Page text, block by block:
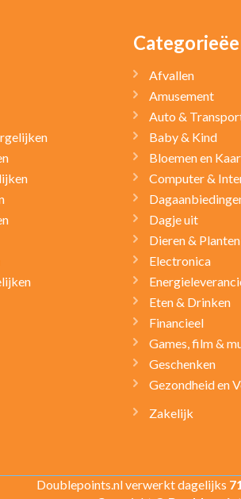
Afvallen
Amusement
Auto &
Baby & Kind
Bloemen en
Computer &
Dagje uit
Dieren & Planten
Electronica
Eten & Drinken
Financieel
Games, film &
Geschenken
Gezondheid en
Zakelijk
Doublepoints.nl verwerkt dagelijks